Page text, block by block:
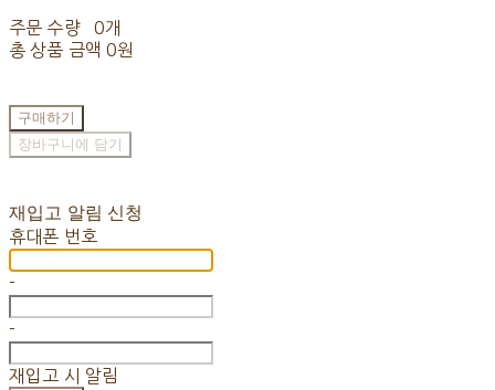
주문 수량
0개
총 상품 금액 0원
구매하기
장바구니에 담기
재입고 알림 신청
휴대폰 번호
-
-
재입고 시 알림